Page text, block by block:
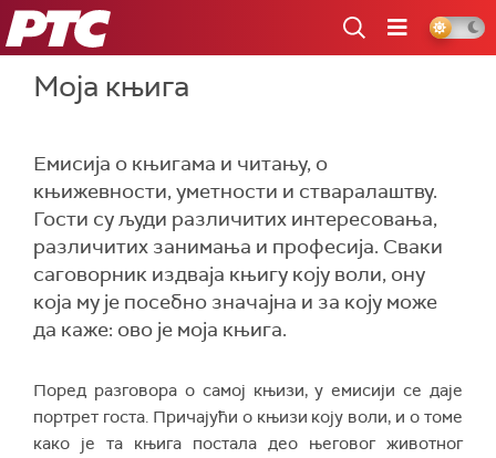
РТС
Моја књига
Емисија о књигама и читању, о
књижевности, уметности и стваралаштву.
Гости су људи различитих интересовања,
различитих занимања и професија. Сваки
саговорник издваја књигу коју воли, ону
која му је посебно значајна и за коју може
да каже: ово је моја књига.
Поред разговора о самој књизи, у емисији се даје
портрет госта. Причајући о књизи коју воли, и о томе
како је та књига постала део његовог животног